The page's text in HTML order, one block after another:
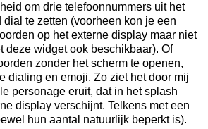
om drie telefoonnummers uit het
te zetten (voorheen kon je een
op het externe display maar niet
deze widget ook beschikbaar). Of
zonder het scherm te openen,
dialing en emoji. Zo ziet het door mij
personage eruit, dat in het splash
display verschijnt. Telkens met een
hun aantal natuurlijk beperkt is).